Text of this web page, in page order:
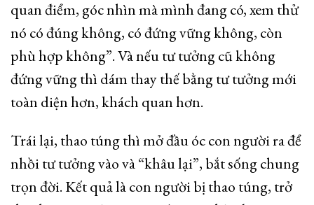
quan điểm, góc nhìn mà mình đang có, xem thử
nó có đúng không, có đứng vững không, còn
phù hợp không”. Và nếu tư tưởng cũ không
đứng vững thì dám thay thế bằng tư tưởng mới
toàn diện hơn, khách quan hơn.
Trái lại, thao túng thì mở đầu óc con người ra để
nhồi tư tưởng vào và “khâu lại”, bắt sống chung
trọn đời. Kết quả là con người bị thao túng, trở